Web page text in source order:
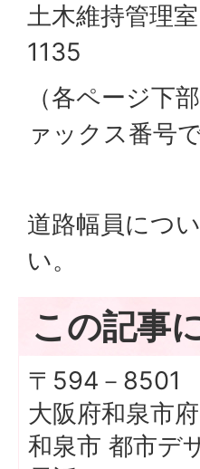
土木維持管理
1135
（各ページ下
ァックス番号で
道路幅員につ
い。
この記事
〒594－8501
大阪府和泉市
和泉市 都市デ